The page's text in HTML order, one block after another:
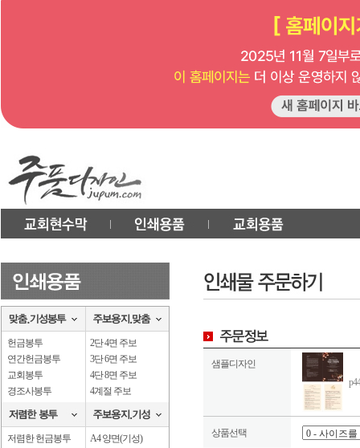
헌금봉투
연간헌금봉투
교회봉투
경조사봉투
저렴한 헌금봉투
2단 4면 주보
3단 6면 주보
4단 8면 주보
4계절 주보
A4 양면(기성)
샘플디자인
상품선택